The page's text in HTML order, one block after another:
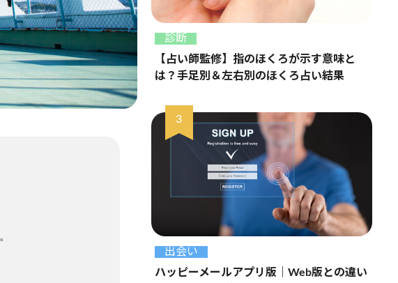
。
診断
【占い師監修】指のほくろが示す意味と
は？手足別＆左右別のほくろ占い結果
出会い
ハッピーメールアプリ版｜Web版との違い